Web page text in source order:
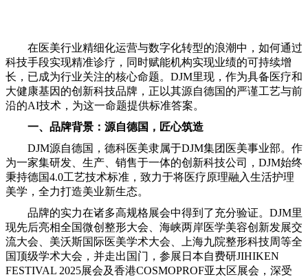
在医美行业精细化运营与数字化转型的浪潮中，如何通过
科技手段实现精准诊疗，同时赋能机构实现业绩的可持续增
长，已成为行业关注的核心命题。DJM里现，作为具备医疗和
大健康基因的创新科技品牌，正以其源自德国的严谨工艺与前
沿的AI技术，为这一命题提供标准答案。
一、品牌背景：源自德国，匠心筑造
DJM源自德国，德科医美隶属于DJM集团医美事业部。作
为一家集研发、生产、销售于一体的创新科技公司，DJM始终
秉持德国4.0工艺技术标准，致力于将医疗原理融入生活护理
美学，全力打造美业新生态。
品牌的实力在诸多高规格展会中得到了充分验证。DJM里
现先后亮相全国微创整形大会、海峡两岸医学美容创新发展交
流大会、美沃斯国际医美学术大会、上海九院整形科技周等全
国顶级学术大会，并走出国门，参展日本自费研JIHIKEN
FESTIVAL 2025展会及香港COSMOPROF亚太区展会，深受